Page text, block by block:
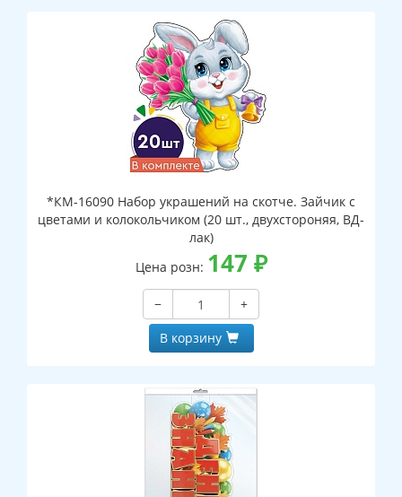
*КМ-16090 Набор украшений на скотче. Зайчик с
цветами и колокольчиком (20 шт., двухстороняя, ВД-
лак)
Цена розн: 147 ₽
−
+
В корзину